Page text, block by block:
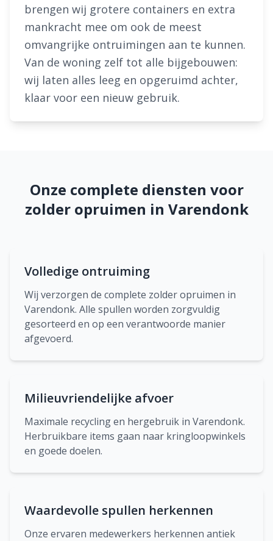
brengen wij grotere containers en extra
mankracht mee om ook de meest
omvangrijke ontruimingen aan te kunnen.
Van de woning zelf tot alle bijgebouwen:
wij laten alles leeg en opgeruimd achter,
klaar voor een nieuw gebruik.
Onze complete diensten voor
zolder opruimen in Varendonk
Volledige ontruiming
Wij verzorgen de complete zolder opruimen in
Varendonk. Alle spullen worden zorgvuldig
gesorteerd en op een verantwoorde manier
afgevoerd.
Milieuvriendelijke afvoer
Maximale recycling en hergebruik in Varendonk.
Herbruikbare items gaan naar kringloopwinkels
en goede doelen.
Waardevolle spullen herkennen
Onze ervaren medewerkers herkennen antiek